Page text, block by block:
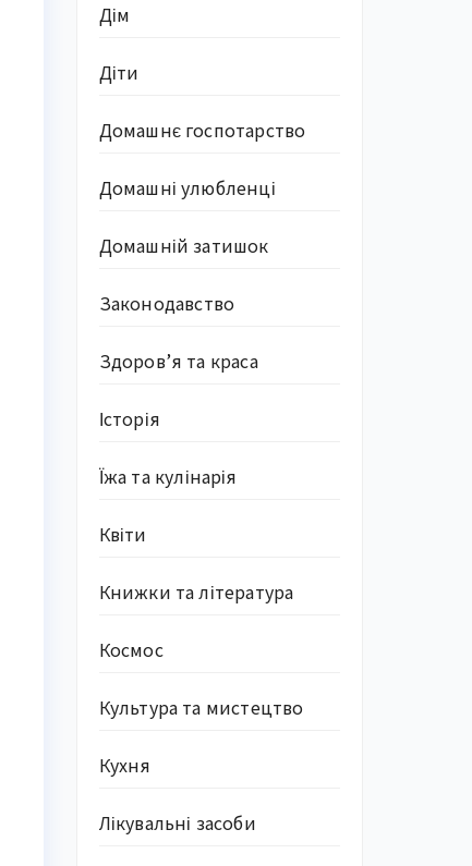
Дім
Діти
Домашнє госпотарство
Домашні улюбленці
Домашній затишок
Законодавство
Здоров’я та краса
Історія
Їжа та кулінарія
Квіти
Книжки та література
Космос
Культура та мистецтво
Кухня
Лікувальні засоби